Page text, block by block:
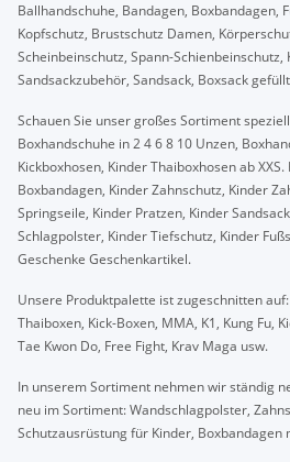
Ballhandschuhe, Bandagen, Boxbandagen,
Kopfschutz, Brustschutz Damen,
Scheinbeinschutz, Spann-Schienbeinschutz,
Sandsackzubehör, Sandsack, Boxsack
Schauen Sie unser großes Sortiment
Boxhandschuhe in 2 4 6 8 10 Unzen,
Kickboxhosen, Kinder Thaiboxhosen ab
Boxbandagen, Kinder Zahnschutz, Kinder
Springseile, Kinder Pratzen, Kinder
Schlagpolster, Kinder Tiefschutz, Kinder
Geschenke Geschenkartikel.
Unsere Produktpalette ist zugeschnitten
Thaiboxen, Kick-Boxen, MMA, K1, Kung Fu,
Tae Kwon Do, Free Fight, Krav Maga usw.
In unserem Sortiment nehmen wir ständig
neu im Sortiment: Wandschlagpolster,
Schutzausrüstung für Kinder, Boxbandagen